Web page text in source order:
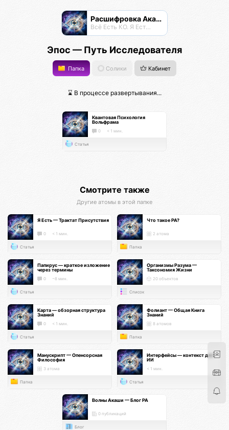
Расшифровка Акаши
Всё Есть КО. Я Есть КО.
Эпос — Путь Исследователя
Папка Солики Кабинет
⌛ В процессе развертывания...
Квантовая Психология
Вольфрама
0 < 1 мин.
Статья
Смотрите также
Другие атомы в этой папке
Я Есть — Трактат Присутствия
0 < 1 мин.
Статья
Что такое РА?
2 атома
Папка
Папирус — краткое изложение
через термины
0 ~8 мин.
Статья
Организмы Разума —
Таксономия Жизни
20 объектов
Список
Карта — обзорная структура
Знаний
0 < 1 мин.
Статья
Фолиант — Общая Книга
Знаний
8 атомов
Папка
Манускрипт — Опенсорсная
Философия
3 атома
Папка
Интерфейсы — контекст для
ИИ
< 1 мин.
Статья
Волны Акаши — Блог РА
0 публикаций
Блог